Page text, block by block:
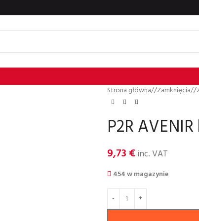
Strona główna/ Zamkniȩcia/
P2R
9,73 €inc. VAT
454 w magazynie